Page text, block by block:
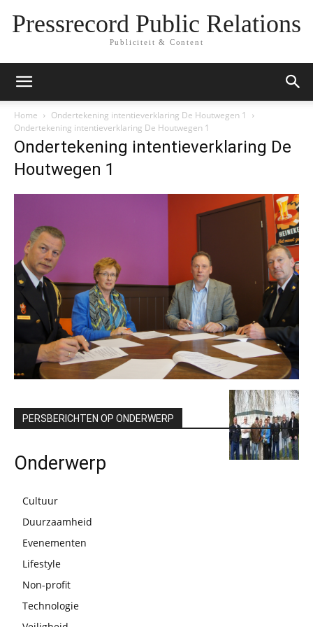
Pressrecord Public Relations
Publiciteit & Content
Home
Ondertekening intentieverklaring De Houtwegen 1
Ondertekening intentieverklaring De Houtwegen 1
Ondertekening intentieverklaring De
Houtwegen 1
PERSBERICHTEN OP ONDERWERP
Onderwerp
Cultuur
Duurzaamheid
Evenementen
Lifestyle
Non-profit
Technologie